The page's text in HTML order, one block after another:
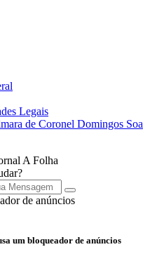
Legais
de Coronel Domingos Soa
A Folha
um bloqueador de anúncios